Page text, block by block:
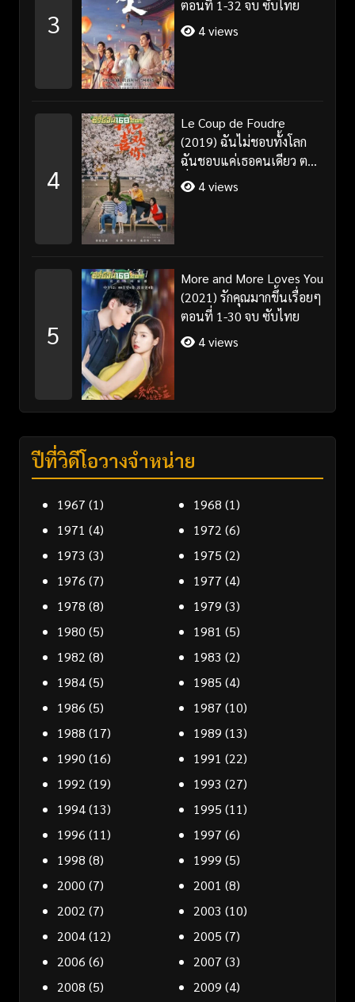
3
ตอนที่ 1-32 จบ ซับไทย
4 views
4
Le Coup de Foudre
(2019) ฉันไม่ชอบทั้งโลก
ฉันชอบแค่เธอคนเดียว ตอน
ที่ 1-35 จบ ซับไทย
4 views
5
More and More Loves You
(2021) รักคุณมากขึ้นเรื่อยๆ
ตอนที่ 1-30 จบ ซับไทย
4 views
ปีที่วิดีโอวางจำหน่าย
1967 (1) 1968 (1)
1971 (4) 1972 (6)
1973 (3) 1975 (2)
1976 (7) 1977 (4)
1978 (8) 1979 (3)
1980 (5) 1981 (5)
1982 (8) 1983 (2)
1984(5) 1985 (4)
1986 (5) 1987 (10)
1988 (17) 1989 (13)
1990 (16) 1991 (22)
1992 (19) 1993 (27)
1994(13) 1995 (11)
1996 (11) 1997 (6)
1998 (8) 1999 (5)
2000 (7) 2001 (8)
2002 (7) 2003 (10)
2004(12) 2005 (7)
2006 (6) 2007 (3)
2008 (5) 2009 (4)